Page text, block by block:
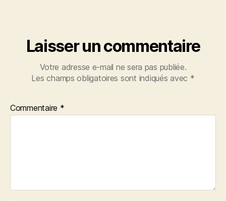
Laisser un commentaire
Votre adresse e-mail ne sera pas publiée.
Les champs obligatoires sont indiqués avec *
Commentaire *